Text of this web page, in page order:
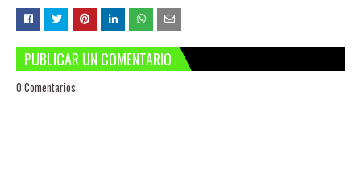
PUBLICAR UN COMENTARIO
0 Comentarios